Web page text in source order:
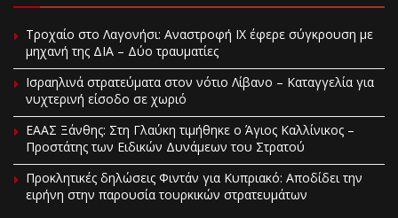
Τροχαίο στο Λαγονήσι: Αναστροφή ΙΧ έφερε σύγκρουση με
μηχανή της ΔΙΑ – Δύο τραυματίες
Ισραηλινά στρατεύματα στον νότιο Λίβανο – Καταγγελία για
νυχτερινή είσοδο σε χωριό
EAAΣ Ξάνθης: Στη Γλαύκη τιμήθηκε ο Άγιος Καλλίνικος –
Προστάτης των Ειδικών Δυνάμεων του Στρατού
Προκλητικές δηλώσεις Φιντάν για Κυπριακό: Αποδίδει την
ειρήνη στην παρουσία τουρκικών στρατευμάτων